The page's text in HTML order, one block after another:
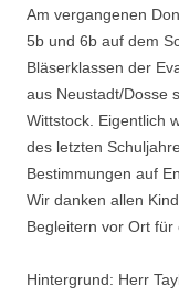
Am vergangenen
5b und 6b auf dem
Bläserklassen der
aus Neustadt/Dosse
Wittstock. Eigentlich
des letzten
Bestimmungen auf
Wir danken allen
Begleitern vor Ort für
Hintergrund: Herr